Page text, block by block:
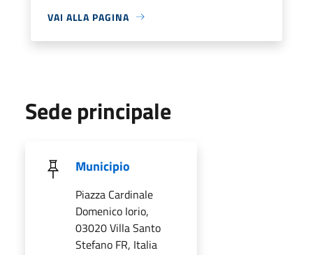
VAI ALLA PAGINA
Sede principale
Municipio
Piazza Cardinale
Domenico Iorio,
03020 Villa Santo
Stefano FR, Italia